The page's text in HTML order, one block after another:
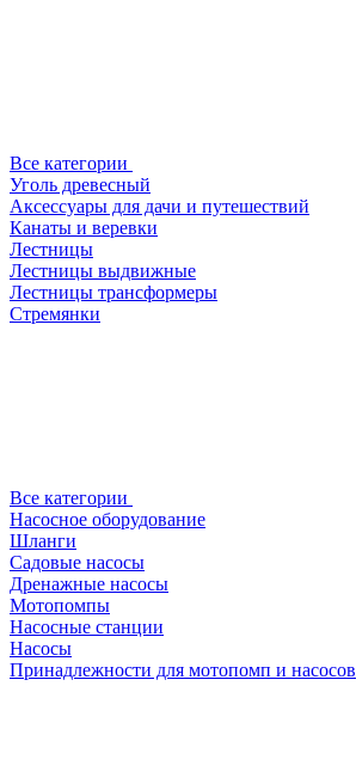
Все категории
Уголь древесный
Аксессуары для дачи и путешествий
Канаты и веревки
Лестницы
Лестницы выдвижные
Лестницы трансформеры
Стремянки
Все категории
Насосное оборудование
Шланги
Садовые насосы
Дренажные насосы
Мотопомпы
Насосные станции
Насосы
Принадлежности для мотопомп и насосов